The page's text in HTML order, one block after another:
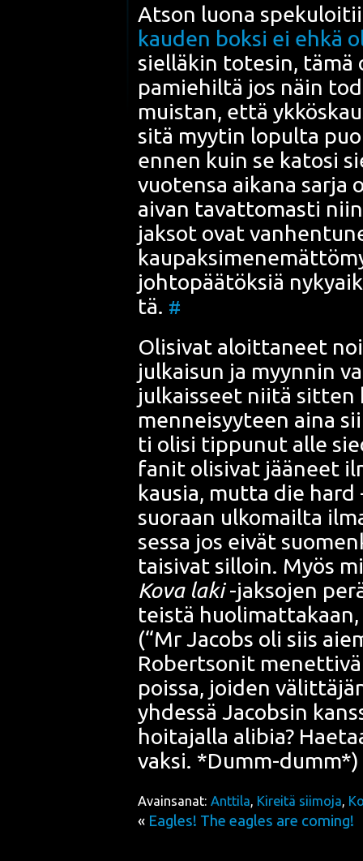
Atson luo­na
kau­den bok­si ei ehkä
siel­lä­kin tote­sin,
pa­mie­hil­tä jos näin
muis­tan, että
sitä myy­tin lopul­ta
ennen kuin se kato­si
vuo­ten­sa aika­na sar­ja
aivan tavat­to­mas­ti
jak­sot ovat
joh­to­pää­tök­siä
tä. #
Oli­si­vat aloit­ta­neet
jul­kai­sun ja myyn­nin
jul­kais­seet nii­tä sit­ten
men­nei­syy­teen aina
ti oli­si tip­pu­nut alle
fanit oli­si­vat jää­neet
kausia, mut­ta die hard
suo­raan ulko­mail­ta
ses­sa jos eivät
tai­si­vat sil­loin. Myös
Kova laki-jak­so­jen
teis­tä
(“Mr Jacobs oli siis
Robert­sonit
pois­sa, joi­den
yhdes­sä Jacobsin
hoi­ta­jal­la ali­bia?
vak­si. *Dumm-dumm*)
Avainsanat: Anttila, Kireitä siimoja,
« Eagles! The eagles are coming!